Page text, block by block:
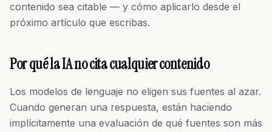
contenido sea citable — y cómo aplicarlo desde el
próximo artículo que escribas.
Por qué la IA no cita cualquier contenido
Los modelos de lenguaje no eligen sus fuentes al azar.
Cuando generan una respuesta, están haciendo
implícitamente una evaluación de qué fuentes son más